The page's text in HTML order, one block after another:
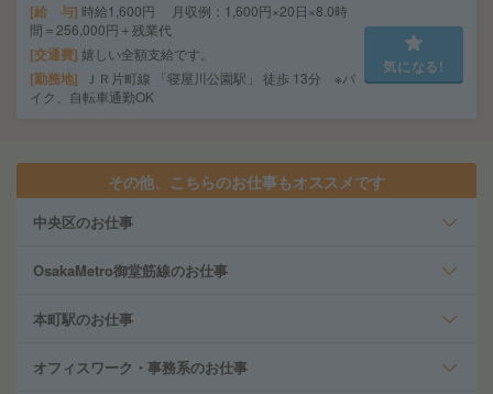
給 与 時給1,600円 月収例：1,600円×20日×8.0時
間＝256,000円＋残業代
交通費 嬉しい全額支給です。
勤務地
ＪＲ片町線 「寝屋川公園駅」 徒歩 13分 ※バ
イク、自転車通勤OK
気になる!
その他、こちらのお仕事もオススメです
中央区のお仕事
OsakaMetro御堂筋線のお仕事
本町駅のお仕事
オフィスワーク・事務系のお仕事